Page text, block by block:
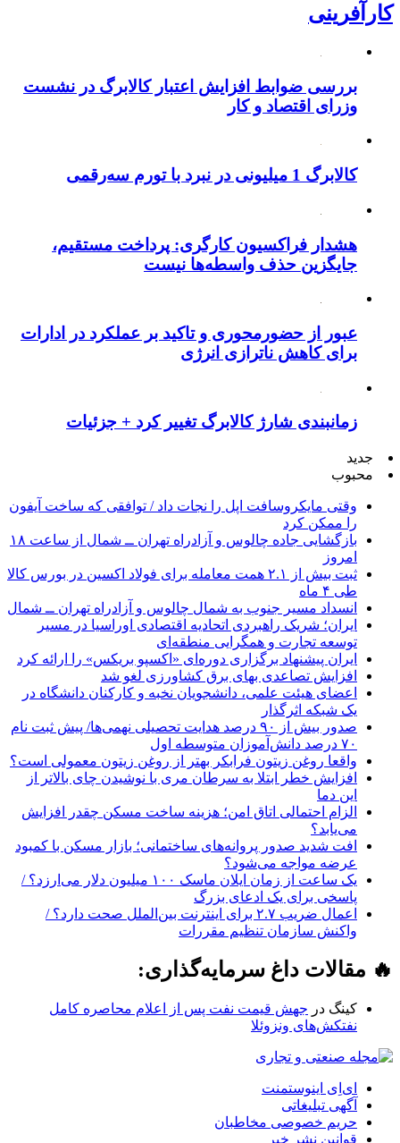
کارآفرینی
بررسی ضوابط افزایش اعتبار کالابرگ در نشست
وزرای اقتصاد و کار
کالابرگ 1 میلیونی در نبرد با تورم سه‌رقمی
هشدار فراکسیون کارگری: پرداخت مستقیم،
جایگزین حذف واسطه‌ها نیست
عبور از حضورمحوری و تاکید بر عملکرد در ادارات
برای کاهش ناترازی انرژی
زمانبندی شارژ کالابرگ تغییر کرد + جزئیات
جدید
محبوب
وقتی مایکروسافت اپل را نجات داد / توافقی که ساخت آیفون
را ممکن کرد
بازگشایی جاده چالوس و آزادراه تهران ــ شمال از ساعت ۱۸
امروز
ثبت بیش از ۲.۱ همت معامله برای فولاد اکسین در بورس کالا
طی ۴ ماه
انسداد مسیر جنوب به شمال چالوس و آزادراه تهران ــ شمال
ایران؛ شریک راهبردی اتحادیه اقتصادی اوراسیا در مسیر
توسعه تجارت و همگرایی منطقه‌ای
ایران پیشنهاد برگزاری دوره‌ای «اکسپو بریکس» را ارائه کرد
افزایش تصاعدی بهای برق کشاورزی لغو شد
اعضای هیئت علمی، دانشجویان نخبه و کارکنان دانشگاه در
یک شبکه‌ اثرگذار
صدور بیش از ۹۰ درصد هدایت تحصیلی نهمی‌ها/ پیش ثبت نام
۷۰ درصد دانش‌آموزان متوسطه اول
واقعا روغن زیتون فرابکر بهتر از روغن زیتون معمولی است؟
افزایش خطر ابتلا به سرطان مری با نوشیدن چای بالاتر از
این دما
الزام احتمالی اتاق امن؛ هزینه ساخت مسکن چقدر افزایش
می‌یابد؟
افت شدید صدور پروانه‌های ساختمانی؛ بازار مسکن با کمبود
عرضه مواجه می‌شود؟
یک ساعت از زمان ایلان ماسک ۱۰۰ میلیون دلار می‌ارزد؟ /
پاسخی برای یک ادعای بزرگ
اعمال ضریب ۲.۷ برای اینترنت بین‌الملل صحت دارد؟ /
واکنش سازمان تنظیم مقررات
🔥 مقالات داغ سرمایه‌گذاری:
کینگ در جهش قیمت نفت پس از اعلام محاصره کامل
نفتکش‌های ونزوئلا
ای‌اِی اینوستمنت
آگهی تبلیغاتی
حریم خصوصی مخاطبان
قوانین نشر خبر